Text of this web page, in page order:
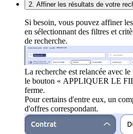
2. Affiner les résultats de votre
Si besoin, vous pouvez affiner
en sélectionnant des filtres et
de recherche.
La recherche est relancée avec
le bouton « APPLIQUER LE
ferme.
Pour certains d'entre eux, un
d'offres correspondant.